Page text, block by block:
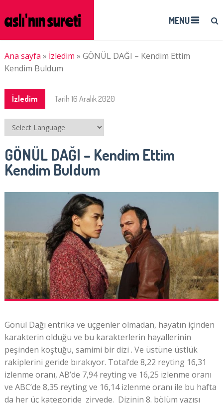
MENU
Ana sayfa » İzledim » GÖNÜL DAĞI – Kendim Ettim
Kendim Buldum
İzledim Tarih 16 Aralık 2020
GÖNÜL DAĞI – Kendim Ettim
Kendim Buldum
Gönül Dağı entrika ve üçgenler olmadan, hayatın içinden
karakterin olduğu ve bu karakterlerin hayallerinin
peşinden koştuğu, samimi bir dizi . Ve üstüne üstlük
rakiplerini geride bırakıyor. Total’de 8,22 reyting 16,31
izlenme oranı, AB’de 7,94 reyting ve 16,25 izlenme oranı
ve ABC’de 8,35 reyting ve 16,14 izlenme oranı ile bu hafta
da her üç kategoride zirvede. Dizinin 8. bölüm yazısı